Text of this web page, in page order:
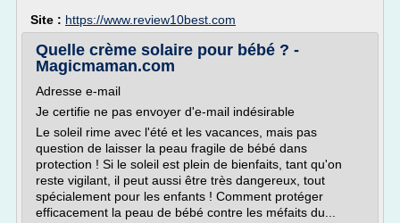
Site : https://www.review10best.com
Quelle crème solaire pour bébé ? -
Magicmaman.com
Adresse e-mail
Je certifie ne pas envoyer d'e-mail indésirable
Le soleil rime avec l'été et les vacances, mais pas
question de laisser la peau fragile de bébé dans
protection ! Si le soleil est plein de bienfaits, tant qu'on
reste vigilant, il peut aussi être très dangereux, tout
spécialement pour les enfants ! Comment protéger
efficacement la peau de bébé contre les méfaits du...